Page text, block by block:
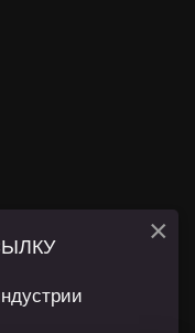
ссылка на
геолокации
×